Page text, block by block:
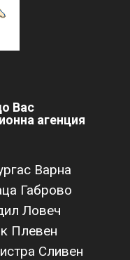
Вас
агенция
Варна
Габрово
Ловеч
Плевен
Сливен